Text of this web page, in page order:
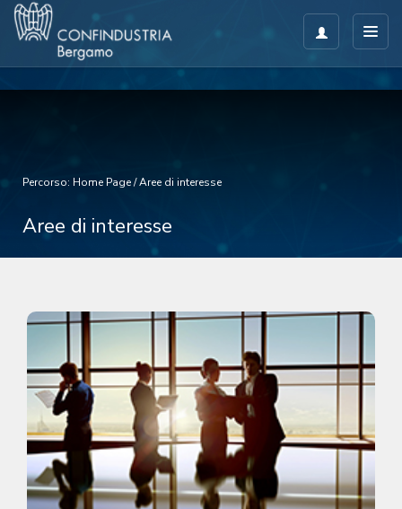
Percorso: Home Page/Aree di interesse
Aree di interesse